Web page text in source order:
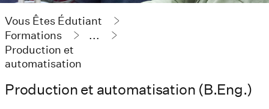
Vous Êtes Édutiant
Formations
...
Production et
automatisation
Production et automatisation (B.Eng.)